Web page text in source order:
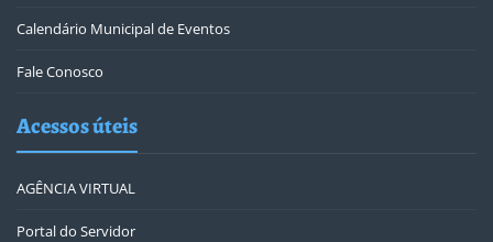
Calendário Municipal de Eventos
Fale Conosco
Acessos úteis
AGÊNCIA VIRTUAL
Portal do Servidor